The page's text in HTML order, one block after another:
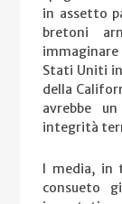
in assetto
bretoni
immaginare
Stati Uniti in
della
avrebbe
integrità
I media, in
consueto